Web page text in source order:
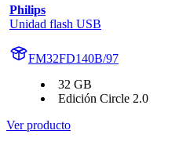
Philips
Unidad flash USB
FM32FD140B/97
32 GB
Edición Circle 2.0
Ver producto